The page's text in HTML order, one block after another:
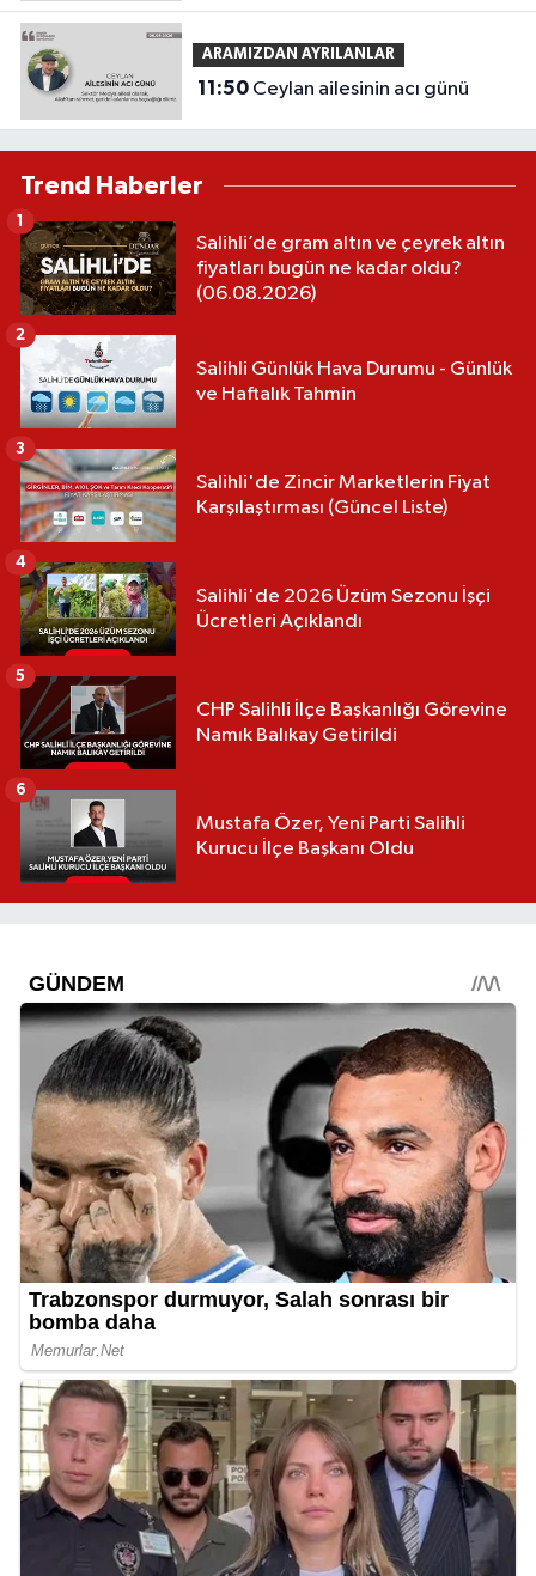
ARAMIZDAN AYRILANLAR
11:50 Ceylan ailesinin acı günü
Trend Haberler
Salihli’de gram altın ve çeyrek altın
fiyatları bugün ne kadar oldu?
(06.08.2026)
1
Salihli Günlük Hava Durumu - Günlük
ve Haftalık Tahmin
2
Salihli'de Zincir Marketlerin Fiyat
Karşılaştırması (Güncel Liste)
3
Salihli'de 2026 Üzüm Sezonu İşçi
Ücretleri Açıklandı
4
CHP Salihli İlçe Başkanlığı Görevine
Namık Balıkay Getirildi
5
Mustafa Özer, Yeni Parti Salihli
Kurucu İlçe Başkanı Oldu
6